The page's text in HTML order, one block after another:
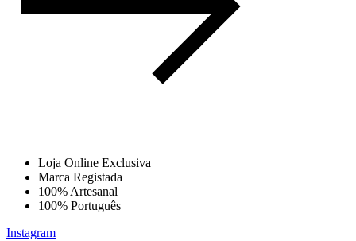
Loja Online Exclusiva
Marca Registada
100% Artesanal
100% Português
Instagram